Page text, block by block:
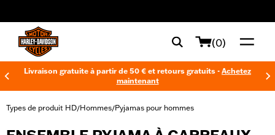
(0)
Livraison gratuite à partir de 50 € et retours gratuits - Achetez
maintenant
Types de produit HD/Hommes/Pyjamas pour hommes